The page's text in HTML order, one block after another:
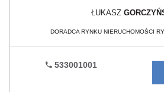
ŁUKASZ
DORADCA RYNKU NIERUCHOMOŚCI
533001001